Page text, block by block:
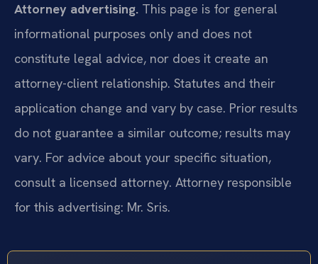
Attorney advertising. This page is for general
informational purposes only and does not
constitute legal advice, nor does it create an
attorney-client relationship. Statutes and their
application change and vary by case. Prior results
do not guarantee a similar outcome; results may
vary. For advice about your specific situation,
consult a licensed attorney. Attorney responsible
for this advertising: Mr. Sris.